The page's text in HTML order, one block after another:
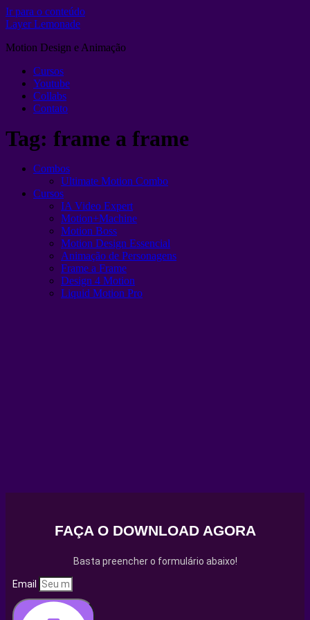
Ir para o conteúdo
Layer Lemonade
Motion Design e Animação
Cursos
Youtube
Collabs
Contato
Tag: frame a frame
Combos
Ultimate Motion Combo
Cursos
IA Video Expert
Motion+Machine
Motion Boss
Motion Design Essencial
Animação de Personagens
Frame a Frame
Design 4 Motion
Liquid Motion Pro
FAÇA O DOWNLOAD AGORA
Basta preencher o formulário abaixo!
Email